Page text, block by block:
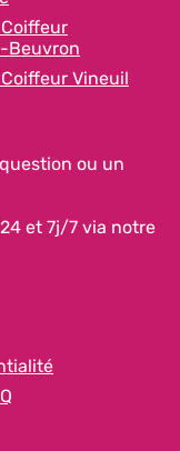
Beuvron
Vineuil
ou un
et 7j/7 via notre